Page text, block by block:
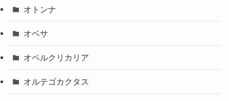
オトンナ
オベサ
オペルクリカリア
オルテゴカクタス